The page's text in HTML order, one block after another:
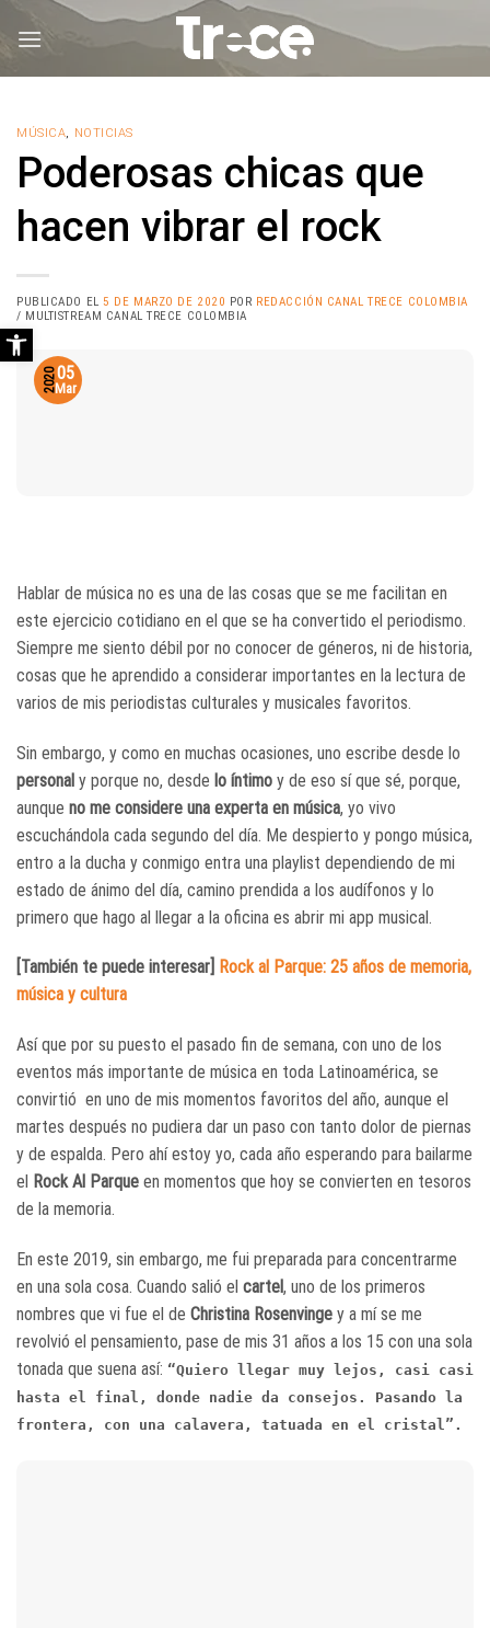
MÚSICA, NOTICIAS
Poderosas chicas que
hacen vibrar el rock
PUBLICADO EL5 DE MARZO DE 2020 POR REDACCIÓN CANAL TRECE COLOMBIA
/ MULTISTREAM CANAL TRECE COLOMBIA
05
Mar
2020
Hablar de música no es una de las cosas que se me facilitan en
este ejercicio cotidiano en el que se ha convertido el periodismo.
Siempre me siento débil por no conocer de géneros, ni de historia,
cosas que he aprendido a considerar importantes en la lectura de
varios de mis periodistas culturales y musicales favoritos.
Sin embargo, y como en muchas ocasiones, uno escribe desde lo
personal y porque no, desde lo íntimo y de eso sí que sé, porque,
aunque no me considere una experta en música, yo vivo
escuchándola cada segundo del día. Me despierto y pongo música,
entro a la ducha y conmigo entra una playlist dependiendo de mi
estado de ánimo del día, camino prendida a los audífonos y lo
primero que hago al llegar a la oficina es abrir mi app musical.
[También te puede interesar] Rock al Parque: 25 años de memoria,
música y cultura
Así que por su puesto el pasado fin de semana, con uno de los
eventos más importante de música en toda Latinoamérica, se
convirtió en uno de mis momentos favoritos del año, aunque el
martes después no pudiera dar un paso con tanto dolor de piernas
y de espalda. Pero ahí estoy yo, cada año esperando para bailarme
el Rock Al Parque en momentos que hoy se convierten en tesoros
de la memoria.
En este 2019, sin embargo, me fui preparada para concentrarme
en una sola cosa. Cuando salió el cartel, uno de los primeros
nombres que vi fue el de Christina Rosenvinge y a mí se me
revolvió el pensamiento, pase de mis 31 años a los 15 con una sola
tonada que suena así: “Quiero llegar muy lejos, casi casi
hasta el final, donde nadie da consejos. Pasando la
frontera, con una calavera, tatuada en el cristal”.
Abrir barra de herramientas